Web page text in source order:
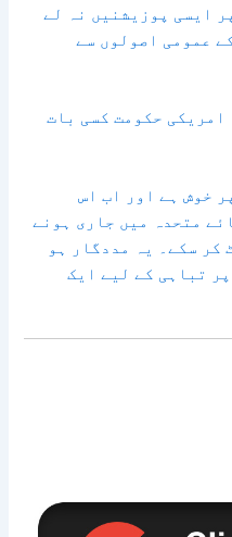
ایسی پوزیشنیں نہ لے
عمومی اصولوں سے
امریکی حکومت کسی بات
خوش ہے اور اب اس
متحدہ میں جاری ہونے
کر سکے۔ یہ مددگار ہو
تباہی کے لیے ایک